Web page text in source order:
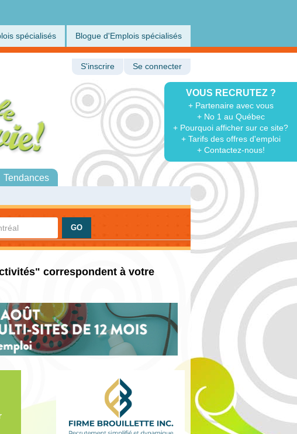
spécialisés Blogue d'Emplois spécialisés
VOUS RECRUTEZ ?
+ Partenaire avec vous
+ No 1 au Québec
+ Pourquoi afficher sur ce site?
+ Tarifs des offres d'emploi
+ Contactez-nous!
S'inscrire Se connecter
Tendances
correspondent à votre